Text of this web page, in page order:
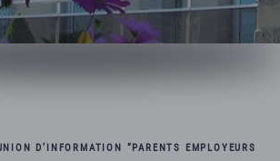
D’INFORMATION “PARENTS EMPLOYEURS